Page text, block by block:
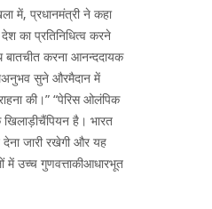
में, प्रधानमंत्री ने कहा
का प्रतिनिधित्व करने
बातचीत करना आनन्ददायक
सुने औरमैदान में
की।” “पेरिस ओलंपिक
है। भारत
जारी रखेगी और यह
में उच्च गुणवत्ताकीआधारभूत